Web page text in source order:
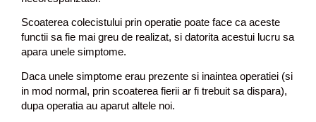
Scoaterea colecistului prin operatie poate face ca aceste
functii sa fie mai greu de realizat, si datorita acestui lucru sa
apara unele simptome.
Daca unele simptome erau prezente si inaintea operatiei (si
in mod normal, prin scoaterea fierii ar fi trebuit sa dispara),
dupa operatia au aparut altele noi.